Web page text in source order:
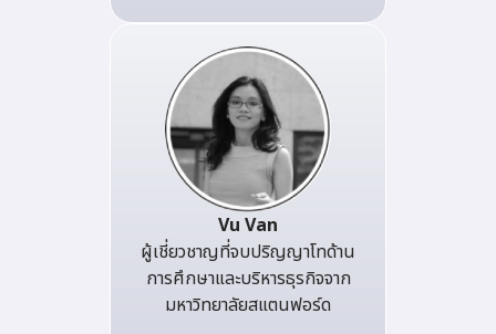
Vu Van
ผู้เชี่ยวชาญที่จบปริญญาโทด้าน
การศึกษาและบริหารธุรกิจจาก
มหาวิทยาลัยสแตนฟอร์ด